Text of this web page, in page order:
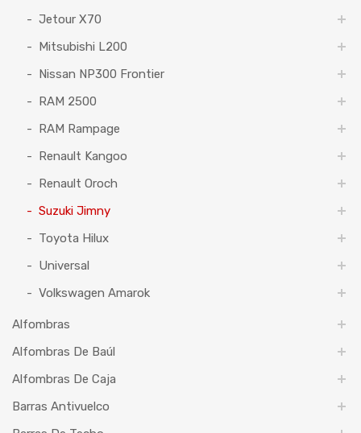
Jetour X70
Mitsubishi L200
Nissan NP300 Frontier
RAM 2500
RAM Rampage
Renault Kangoo
Renault Oroch
Suzuki Jimny
Toyota Hilux
Universal
Volkswagen Amarok
Alfombras
Alfombras De Baúl
Alfombras De Caja
Barras Antivuelco